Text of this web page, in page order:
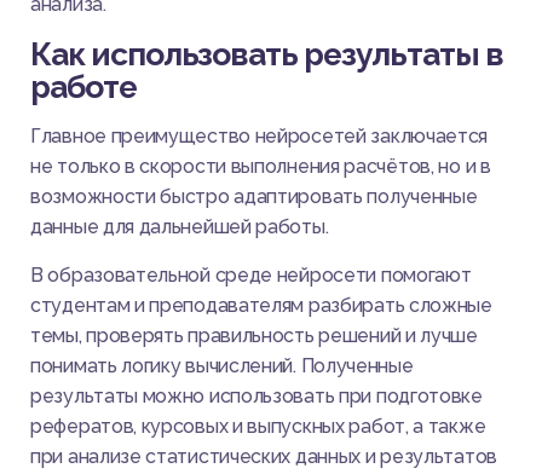
Как использовать результаты в
работе
Главное преимущество нейросетей заключается
не только в скорости выполнения расчётов, но и в
возможности быстро адаптировать полученные
данные для дальнейшей работы.
В образовательной среде нейросети помогают
студентам и преподавателям разбирать сложные
темы, проверять правильность решений и лучше
понимать логику вычислений. Полученные
результаты можно использовать при подготовке
рефератов, курсовых и выпускных работ, а также
при анализе статистических данных и результатов